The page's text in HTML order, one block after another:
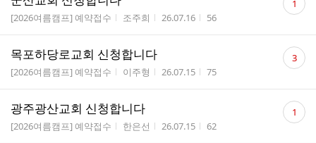
게시판명
[2026여름캠프] 예약접수 작성자
조주희 작성시간
26.07.16 조회수
56
글 1
목포하당로교회 신청합니다
게시판명
[2026여름캠프] 예약접수 작성자
이주형 작성시간
26.07.15 조회수
75
댓
글 3
광주광산교회 신청합니다
게시판명
[2026여름캠프] 예약접수 작성자
한은선 작성시간
26.07.15 조회수
62
댓
글 1